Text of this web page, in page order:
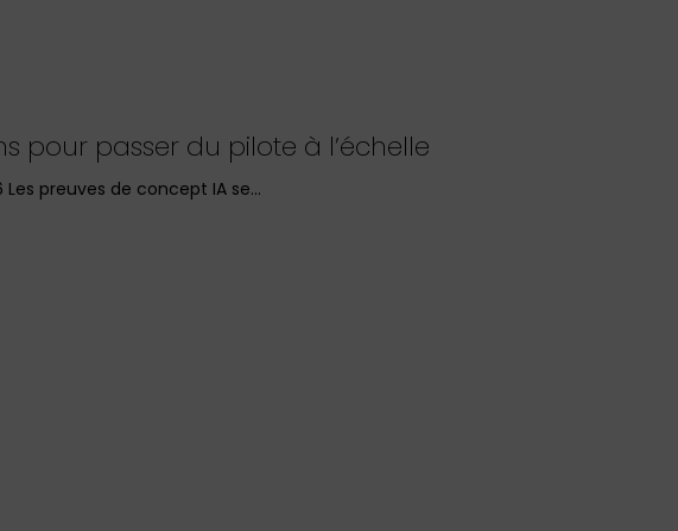
pour passer du pilote à l’échelle
Les preuves de concept IA se…